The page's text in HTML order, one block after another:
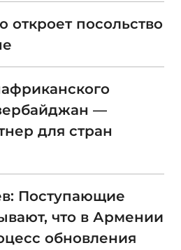
откроет посольство
—
для стран
Поступающие
что в Армении
обновления